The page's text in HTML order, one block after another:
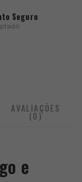
Seguro
AVALIAÇÕES
(0)
e